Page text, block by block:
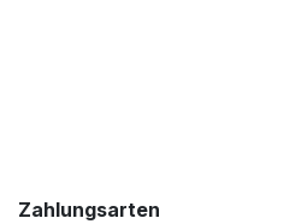
Zahlungsarten